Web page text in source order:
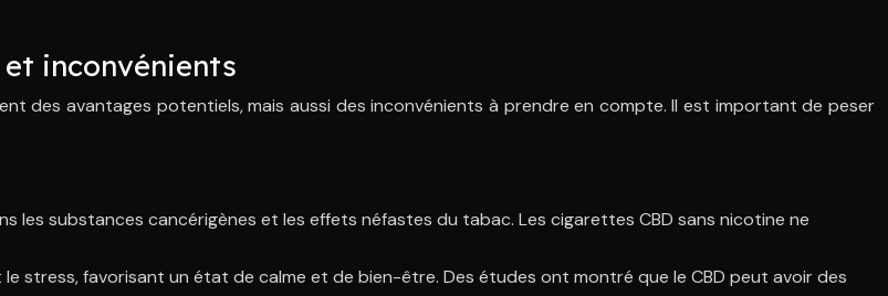
inconvénients
des avantages potentiels, mais aussi des inconvénients à prendre en compte. Il est important de peser
les substances cancérigènes et les effets néfastes du tabac. Les cigarettes CBD sans nicotine ne
le stress, favorisant un état de calme et de bien-être. Des études ont montré que le CBD peut avoir des